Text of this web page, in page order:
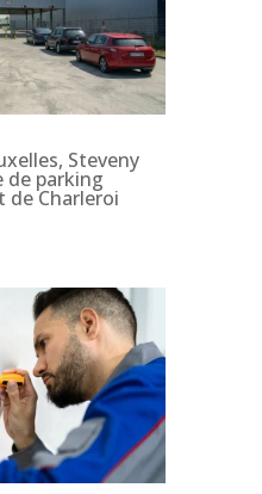
Steveny
de parking
de Charleroi